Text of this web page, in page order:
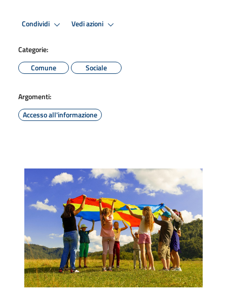
Condividi Vedi azioni
Categorie:
Comune
Sociale
Argomenti:
Accesso all'informazione